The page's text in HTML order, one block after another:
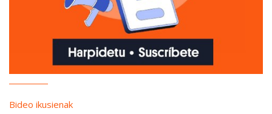
Bideo ikusienak